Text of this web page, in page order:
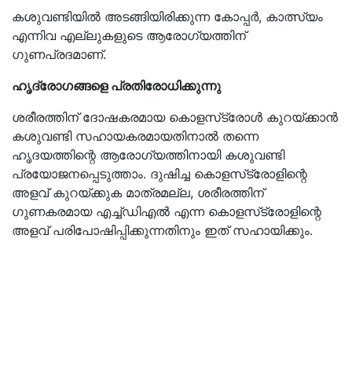
കശുവണ്ടിയിൽ അടങ്ങിയിരിക്കുന്ന കോപ്പർ, കാത്സ്യം
എന്നിവ എല്ലുകളുടെ ആരോഗ്യത്തിന്
ഗുണപ്രദമാണ്.
ഹൃദ്രോഗങ്ങളെ പ്രതിരോധിക്കുന്നു
ശരീരത്തിന് ദോഷകരമായ കൊളസ്‌ട്രോൾ കുറയ്ക്കാൻ
കശുവണ്ടി സഹായകരമായതിനാൽ തന്നെ
ഹൃദയത്തിന്റെ ആരോഗ്യത്തിനായി കശുവണ്ടി
പ്രയോജനപ്പെടുത്താം. ദുഷിച്ച കൊളസ്‌ട്രോളിന്റെ
അളവ് കുറയ്ക്കുക മാത്രമല്ല, ശരീരത്തിന്
ഗുണകരമായ എച്ച്ഡിഎൽ എന്ന കൊളസ്‌ട്രോളിന്റെ
അളവ് പരിപോഷിപ്പിക്കുന്നതിനും ഇത് സഹായിക്കും.